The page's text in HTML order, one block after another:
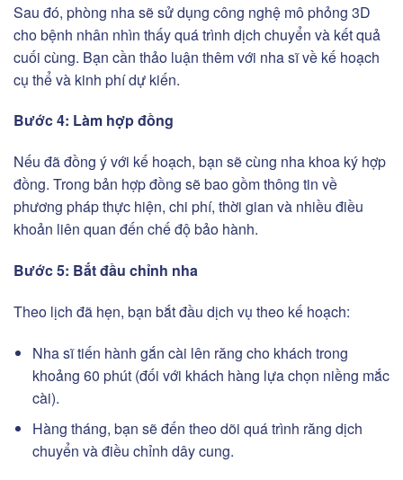
Sau đó, phòng nha sẽ sử dụng công nghệ mô phỏng 3D
cho bệnh nhân nhìn thấy quá trình dịch chuyển và kết quả
cuối cùng. Bạn cần thảo luận thêm với nha sĩ về kế hoạch
cụ thể và kinh phí dự kiến.
Bước 4: Làm hợp đồng
Nếu đã đồng ý với kế hoạch, bạn sẽ cùng nha khoa ký hợp
đồng. Trong bản hợp đồng sẽ bao gồm thông tin về
phương pháp thực hiện, chi phí, thời gian và nhiều điều
khoản liên quan đến chế độ bảo hành.
Bước 5: Bắt đầu chỉnh nha
Theo lịch đã hẹn, bạn bắt đầu dịch vụ theo kế hoạch:
Nha sĩ tiến hành gắn cài lên răng cho khách trong
khoảng 60 phút (đối với khách hàng lựa chọn niềng mắc
cài).
Hàng tháng, bạn sẽ đến theo dõi quá trình răng dịch
chuyển và điều chỉnh dây cung.